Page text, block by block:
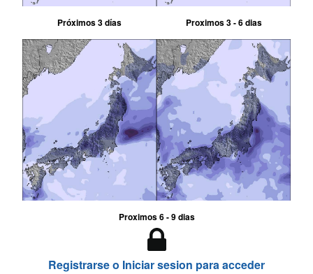
Próximos 3 días Proximos 3 - 6 dias
Proximos 6 - 9 dias
Registrarse o Iniciar sesion para acceder